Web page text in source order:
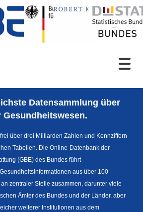
Datensammlung über
Gesundheitswesen.
über drei Milliarden Zahlen und Kennziffern
Tabellen. Die Online-Datenbank der
(GBE) des Bundes führt
aus über 100
zentraler Stelle zusammen, darunter viele
Ämter des Bundes und der Länder, aber
weiterer Institutionen aus dem